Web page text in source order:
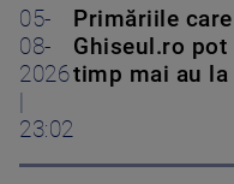
05-
08-
2026
23:02
Primăriile
Ghiseul.ro pot
timp mai au